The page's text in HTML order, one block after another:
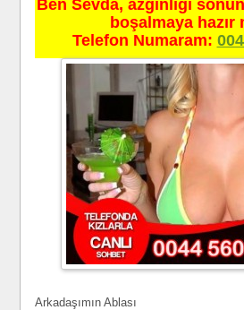
Ben Sevda, azgınlığı
boşalmaya hazır
Telefon Numaram:
Arkadaşımın Ablası